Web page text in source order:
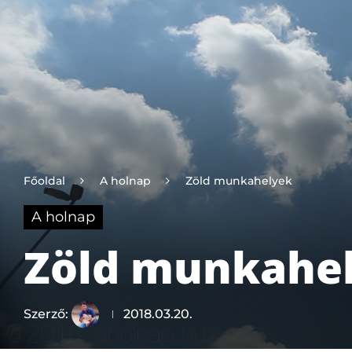
Főoldal A holnap Zöld munkahelyek
A holnap
Zöld
Szerző: 2018.03.20.